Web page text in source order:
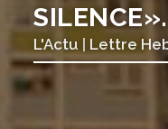
SILENCE».
L'Actu
Lettre